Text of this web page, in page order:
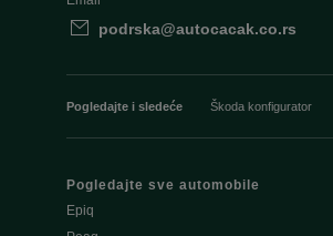
podrska@autocacak.co.rs
Pogledajte i sledeće Škoda konfigurator
Pogledajte sve automobile
Epiq